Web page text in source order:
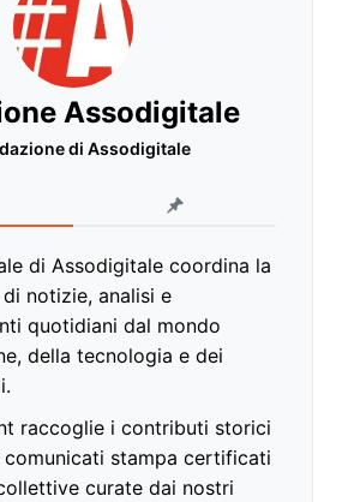
Assodigitale
di Assodigitale
di Assodigitale coordina la
notizie, analisi e
quotidiani dal mondo
della tecnologia e dei
raccoglie i contributi storici
stampa certificati
curate dai nostri